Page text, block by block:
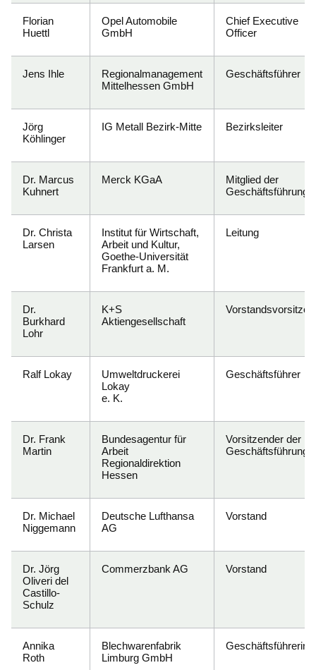
Florian
Huettl
Opel Automobile
GmbH
Chief Executive
Officer
Jens Ihle
Regionalmanagement
Mittelhessen GmbH
Geschäftsführer
Jörg
Köhlinger
IG Metall Bezirk-Mitte Bezirksleiter
Dr. Marcus
Kuhnert
Merck KGaA
Mitglied der
Geschäftsführung
Dr. Christa
Larsen
Institut für Wirtschaft,
Arbeit und Kultur,
Goethe-Universität
Frankfurt a. M.
Leitung
Dr.
Burkhard
Lohr
K+S
Aktiengesellschaft
Ralf Lokay
Umweltdruckerei
Lokay
e. K.
Geschäftsführer
Dr. Frank
Martin
Bundesagentur für
Arbeit
Regionaldirektion
Hessen
Vorsitzender der
Geschäftsführung
Dr. Michael
Niggemann
Deutsche Lufthansa
AG
Vorstand
Dr. Jörg
Oliveri del
Castillo-
Schulz
Commerzbank AG Vorstand
Annika
Roth
Blechwarenfabrik
Limburg GmbH
Geschäftsführerin